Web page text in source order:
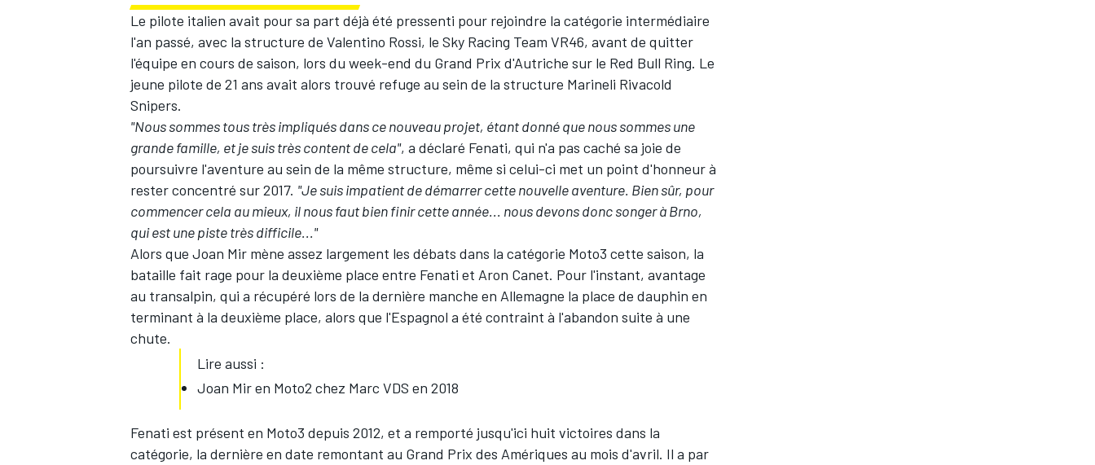
Le pilote italien avait pour sa part déjà été pressenti pour rejoindre la catégorie intermédiaire
l'an passé, avec la structure de Valentino Rossi, le Sky Racing Team VR46, avant de quitter
l'équipe en cours de saison, lors du week-end du Grand Prix d'Autriche sur le Red Bull Ring. Le
jeune pilote de 21 ans avait alors trouvé refuge au sein de la structure Marineli Rivacold
Snipers.
"Nous sommes tous très impliqués dans ce nouveau projet, étant donné que nous sommes une
grande famille, et je suis très content de cela", a déclaré Fenati, qui n'a pas caché sa joie de
poursuivre l'aventure au sein de la même structure, même si celui-ci met un point d'honneur à
rester concentré sur 2017. "Je suis impatient de démarrer cette nouvelle aventure. Bien sûr, pour
commencer cela au mieux, il nous faut bien finir cette année... nous devons donc songer à Brno,
qui est une piste très difficile..."
Alors que Joan Mir mène assez largement les débats dans la catégorie Moto3 cette saison, la
bataille fait rage pour la deuxième place entre Fenati et Aron Canet. Pour l'instant, avantage
au transalpin, qui a récupéré lors de la dernière manche en Allemagne la place de dauphin en
terminant à la deuxième place, alors que l'Espagnol a été contraint à l'abandon suite à une
chute.
Lire aussi :
Joan Mir en Moto2 chez Marc VDS en 2018
Fenati est présent en Moto3 depuis 2012, et a remporté jusqu'ici huit victoires dans la
catégorie, la dernière en date remontant au Grand Prix des Amériques au mois d'avril. Il a par